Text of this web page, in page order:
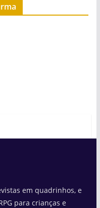
em quadrinhos, e
para crianças e